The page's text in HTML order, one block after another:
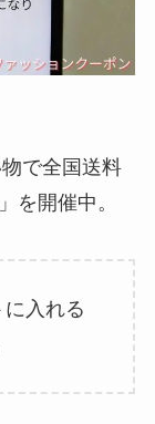
で全国送料
を開催中。
入れる